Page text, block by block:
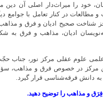
خود را میراث‌دار اصلی آن دین
در کنار تعامل با جوامع
صحیح ادیان و فرق و مذاهب
ادیان، مذاهب و فرق به
علمی علوم عقلی مرکز نور، جناب
مرکز در خصوص فرق و مذاهب،
به دانش فرقه‌شناسی قرار گیرد.
و مذاهب را توضیح دهید.